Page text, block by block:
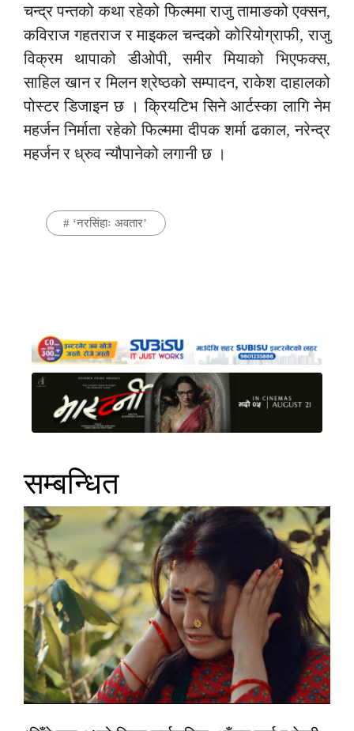
चन्द्र पन्तको कथा रहेको फिल्ममा राजु तामाङको एक्सन,
कविराज गहतराज र माइकल चन्दको कोरियोग्राफी, राजु
विक्रम थापाको डीओपी, समीर मियाको भिएफक्स,
साहिल खान र मिलन श्रेष्ठको सम्पादन, राकेश दाहालको
पोस्टर डिजाइन छ । क्रियटिभ सिने आर्टस्का लागि नेम
महर्जन निर्माता रहेको फिल्ममा दीपक शर्मा ढकाल, नरेन्द्र
महर्जन र ध्रुव न्यौपानेको लगानी छ ।
# ‘नरसिंहाः अवतार’
सम्बन्धित